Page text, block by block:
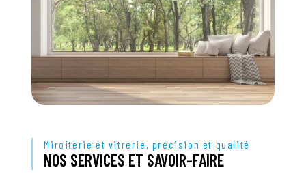
Miroiterie et vitrerie, précision et qualité
NOS SERVICES ET SAVOIR-FAIRE